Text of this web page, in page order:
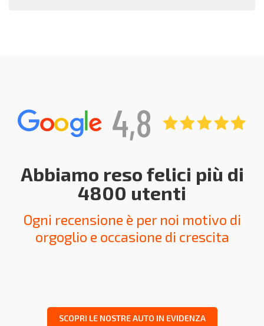
Abbiamo reso felici più di
4800 utenti
Ogni recensione è per noi motivo di
orgoglio e occasione di crescita
SCOPRI LE NOSTRE AUTO IN EVIDENZA